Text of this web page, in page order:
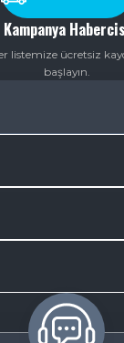
Kampanya
listemize ücretsiz
başlayın.